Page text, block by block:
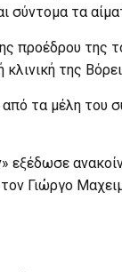
σύντομα τα
προέδρου της
της
τα μέλη του
εξέδωσε
Γιώργο